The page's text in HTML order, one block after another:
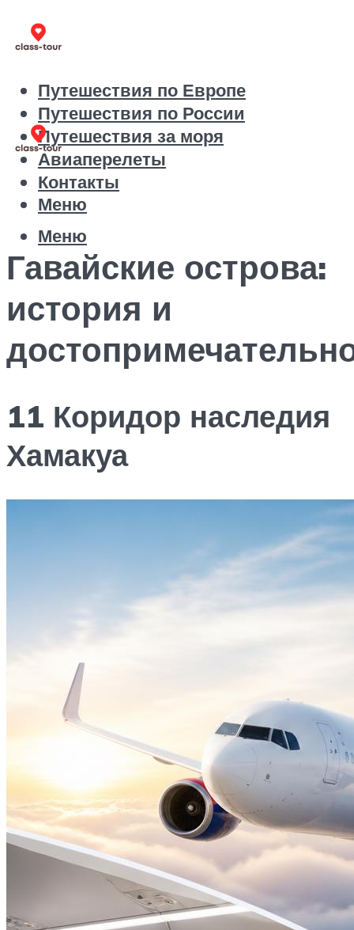
Путешествия по Европе
Путешествия по России
Путешествия за моря
Авиаперелеты
Контакты
Меню
Меню
Гавайские острова:
история и
11 Коридор наследия
Хамакуа